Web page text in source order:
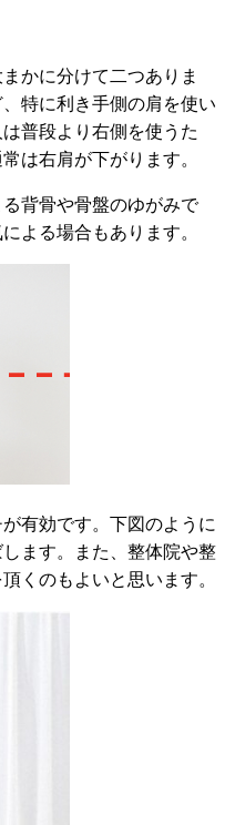
かに分けて二つありま
特に利き手側の肩を使い
普段より右側を使うた
は右肩が下がります。
背骨や骨盤のゆがみで
よる場合もあります。
有効です。下図のように
ます。また、整体院や整
くのもよいと思います。